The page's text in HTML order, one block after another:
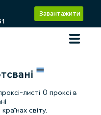
Завантажити
листі 0 проксі в
світу.